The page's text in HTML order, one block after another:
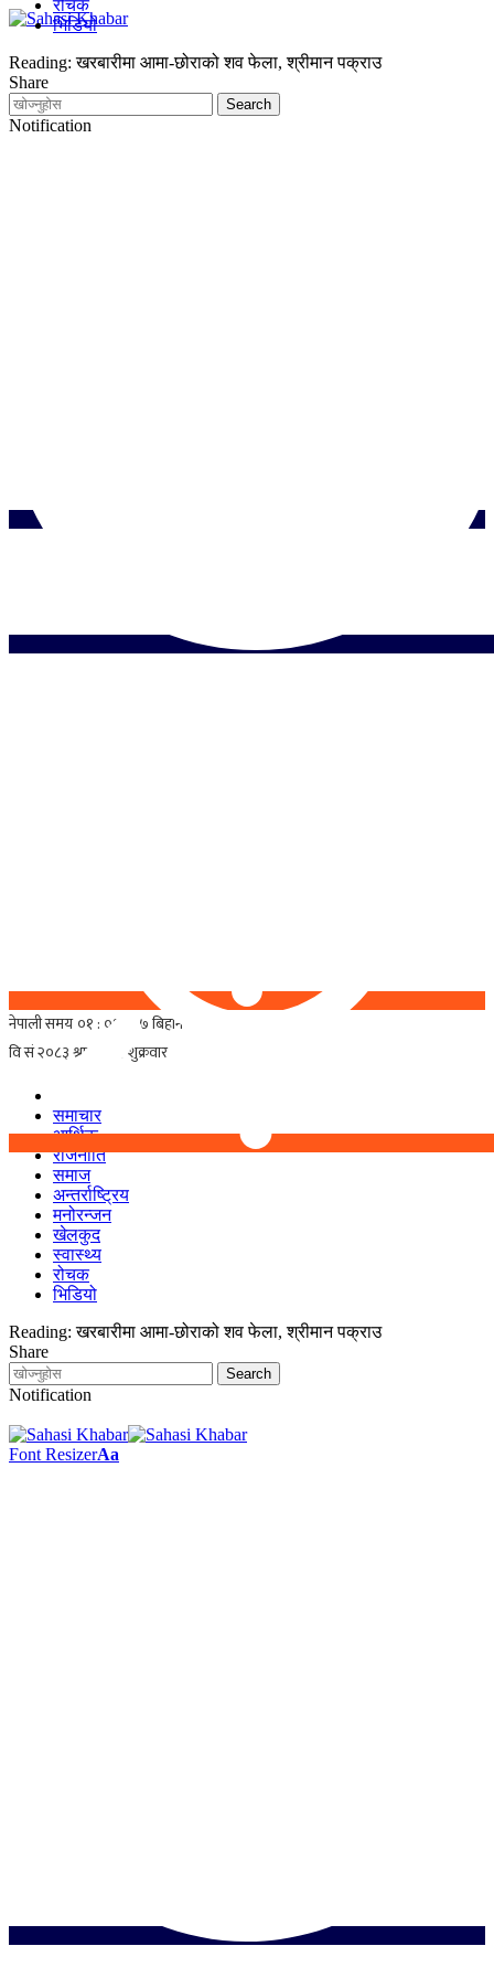
समाचार
आर्थिक
राजनीति
समाज
अन्तर्राष्ट्रिय
मनोरन्जन
खेलकुद
स्वास्थ्य
रोचक
भिडियो
Reading: खरबारीमा आमा-छोराको शव फेला, श्रीमान पक्राउ
Share
Notification
रोचक
भिडियो
Reading: खरबारीमा आमा-छोराको शव फेला, श्रीमान पक्राउ
Share
Notification
Font ResizerAa